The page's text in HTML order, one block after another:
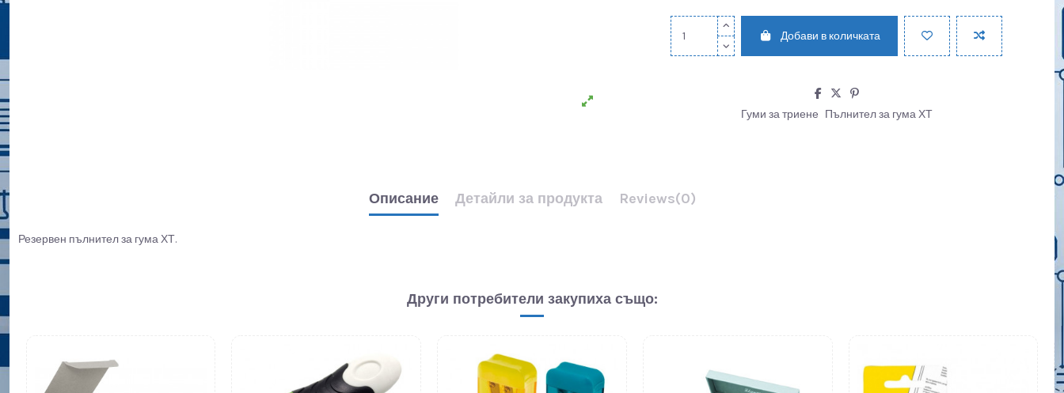
Добави в количката
Гуми за триене Пълнител за гума ХТ
Описание Детайли за продукта Reviews(0)
Резервен пълнител за гума ХТ.
Други потребители закупиха също: